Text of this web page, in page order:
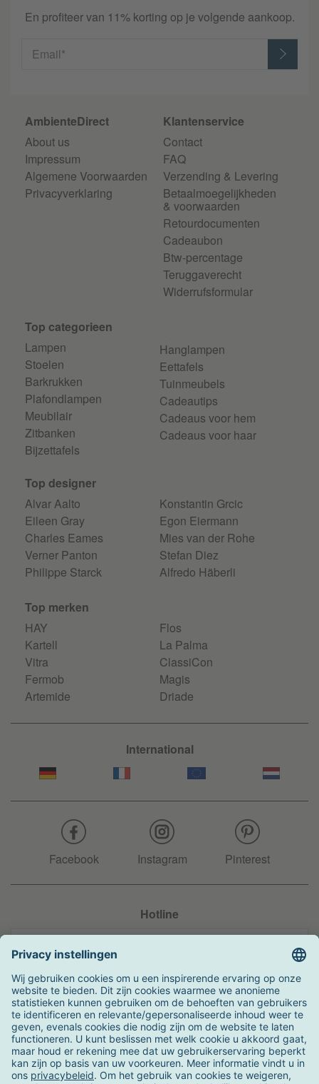
En profiteer van 11% korting op je volgende aankoop.
Email*
AmbienteDirect
About us
Impressum
Algemene Voorwaarden
Privacyverklaring
Klantenservice
Contact
FAQ
Verzending & Levering
Betaalmoegelijkheden
& voorwaarden
Retourdocumenten
Cadeaubon
Btw-percentage
Teruggaverecht
Widerrufsformular
Top categorieen
Lampen
Stoelen
Barkrukken
Plafondlampen
Meubilair
Zitbanken
Bijzettafels
Hanglampen
Eettafels
Tuinmeubels
Cadeautips
Cadeaus voor hem
Cadeaus voor haar
Top designer
Alvar Aalto
Eileen Gray
Charles Eames
Verner Panton
Philippe Starck
Konstantin Grcic
Egon Eiermann
Mies van der Rohe
Stefan Diez
Alfredo Häberli
Top merken
HAY
Kartell
Vitra
Fermob
Artemide
Flos
La Palma
ClassiCon
Magis
Driade
International
Facebook Instagram Pinterest
Hotline
Zo kunt u betalen